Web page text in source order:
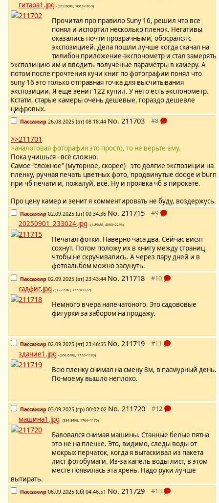
гитара1.jpg - (319.80KB, 1062×1659)
Прочитал про правило Suny 16, решил что все
понял и испортил несколько пленок. Негативы
оказались почти прозрачными, обосрался с
экспозицией. Дела пошли лучше когда скачал на
тилибон приложение-экспонометр и стал замерять
экспозицию им и вводить полученые параметры в камеру. А
потом после прочтения кучи книг по фотографии понял что
suny 16 это только отправная точка для высчитывания
экспозиции. Я еще зенит 122 купил. У него есть экспонометр.
Кстати, старые камеры очень дешевые, гораздо дешевле
цифровых.
Пассажир 26.08.2025 (вт) 08:18:44 No. 211703
>>211701
>аналоговая фоторафия это просто, то не верьте ему.
Пока учишься - всё сложно.
Самое "сложное" (муторное, скорее) - это долгие экспозиции на
плёнку, ручная печать цветных фото, продвинутые dodge и burn
при чб печати и, пожалуй, всё. Ну и проявка чб в пирокате.
Про цену камер и зенит я комментировать не буду, воздержусь.
Пассажир 02.09.2025 (вт) 00:34:36 No. 211715
20250901_233024.jpg - (1.89MB, 4080×2296)
Печатал фотки. Наверно часа два. Сейчас висят
сохнут. Потом положу их в книгу между страниц
чтобы не скручивались. А через пару дней и в
фотоальбом можно засунуть.
Пассажир 02.09.2025 (вт) 23:43:44 No. 211718
садфиг.jpg - (355.99KB, 1772×1172)
Немного вчера напечатоного. Это садововые
фигурки за забором на продажу.
Пассажир 02.09.2025 (вт) 23:46:55 No. 211719
здание1.jpg - (368.61KB, 1772×1180)
Всю пленку снимал на смену 8м, в пасмурный день.
По-моему вышло неплохо.
Пассажир 03.09.2025 (ср) 00:02:02 No. 211720
машина1.jpg - (334.84KB, 1764×1176)
Баловался снимая машины. Станные белые пятна
это не на пленке. Это, видимо, следы воды от
мокрых перчаток, когда я вытаскивал из пакета
лист фотобумаги. Из-за капель воды лист, в этом
месте появилась эта хрень. Надо руки лучше
вытирать.
Пассажир 06.09.2025 (сб) 04:46:51 No. 211729